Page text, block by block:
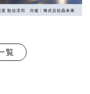
覧